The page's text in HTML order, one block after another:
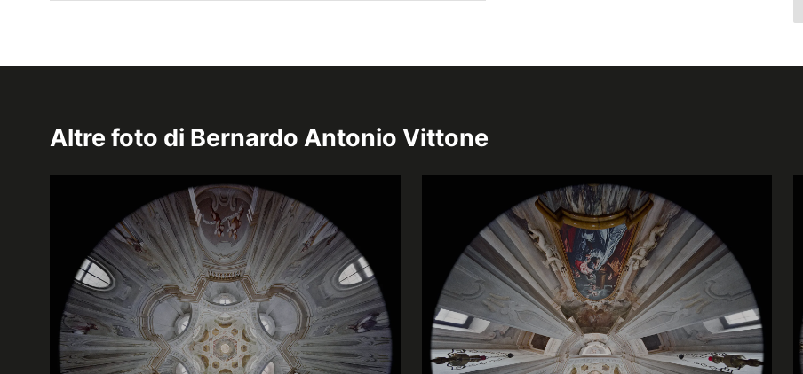
Altre foto di Bernardo Antonio Vittone